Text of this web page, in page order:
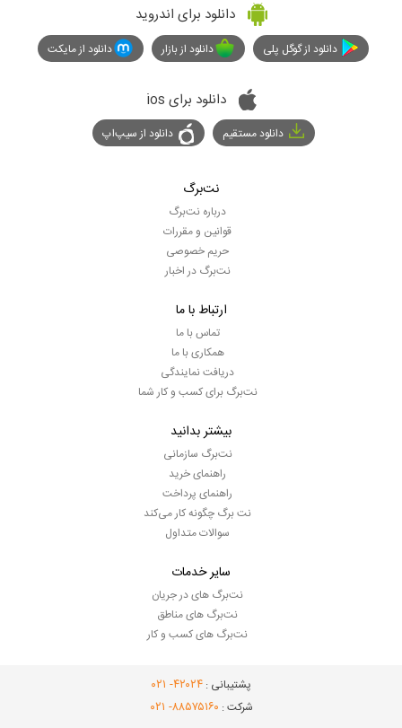
دانلود برای اندروید
دانلود از گوگل پلی دانلود از بازار دانلود از مایکت
دانلود برای ios
دانلود مستقیم دانلود از سیپ‌اپ
نت‌برگ
درباره نت‌برگ
قوانین و مقررات
حریم خصوصی
نت‌برگ در اخبار
ارتباط با ما
تماس با ما
همکاری با ما
دریافت نمایندگی
نت‌برگ برای کسب و کار شما
بیشتر بدانید
نت‌برگ سازمانی
راهنمای خرید
راهنمای پرداخت
نت برگ چگونه کار می‌کند
سوالات متداول
سایر خدمات
نت‌برگ های در جریان
نت‌برگ های مناطق
نت‌برگ های کسب و کار
پشتیبانی : ۴۲۰۲۴- ۰۲۱
شرکت : ۸۸۵۷۵۱۶۰- ۰۲۱